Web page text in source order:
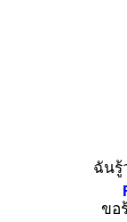
ฉันรู้
ขอ